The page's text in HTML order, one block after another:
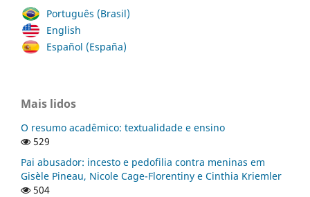
Português (Brasil)
English
Español (España)
Mais lidos
O resumo acadêmico: textualidade e ensino
529
Pai abusador: incesto e pedofilia contra meninas em
Gisèle Pineau, Nicole Cage-Florentiny e Cinthia Kriemler
504